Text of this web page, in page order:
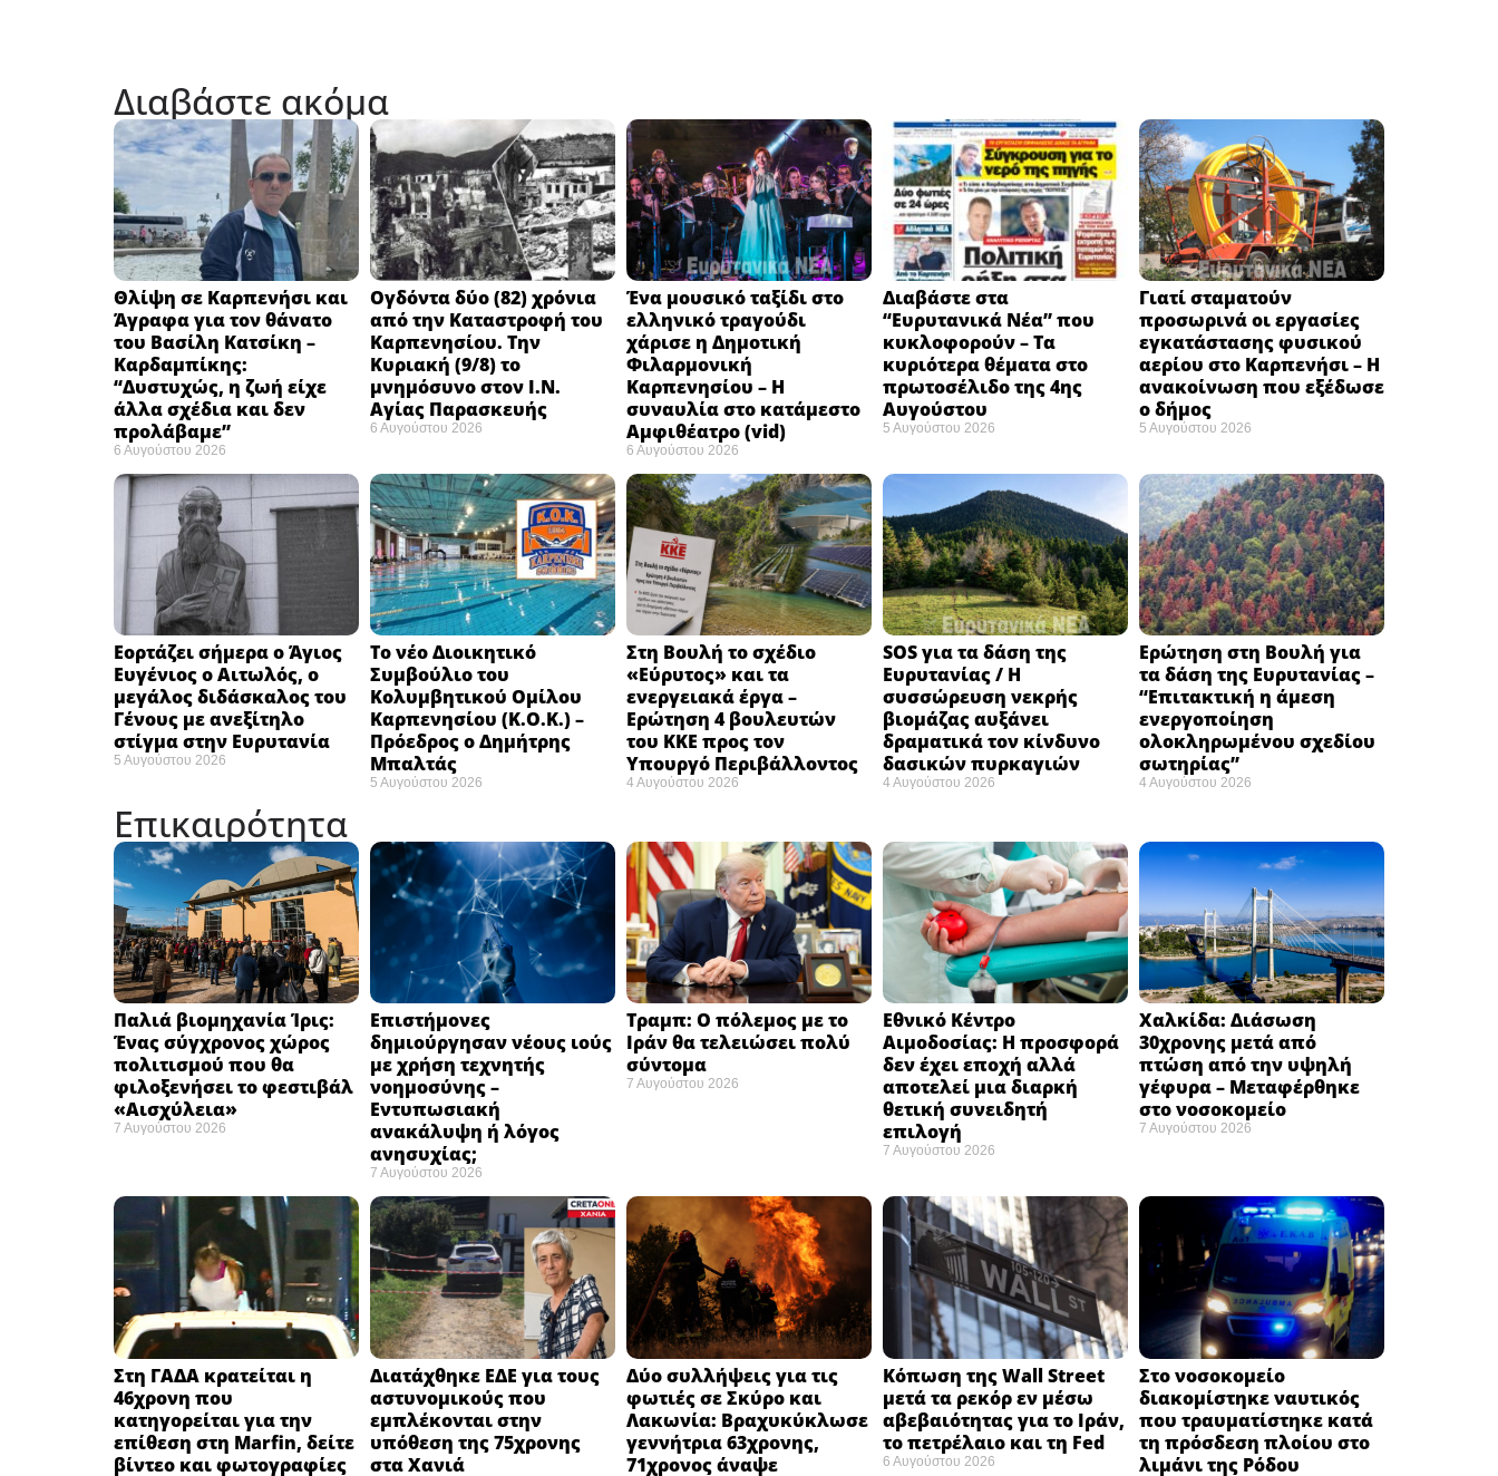
Διαβάστε ακόμα
Θλίψη σε Καρπενήσι και
Άγραφα για τον θάνατο
του Βασίλη Κατσίκη –
Καρδαμπίκης:
“Δυστυχώς, η ζωή είχε
άλλα σχέδια και δεν
προλάβαμε”
6 Αυγούστου 2026
Ογδόντα δύο (82) χρόνια
από την Καταστροφή του
Καρπενησίου. Την
Κυριακή (9/8) το
μνημόσυνο στον Ι.Ν.
Αγίας Παρασκευής
6 Αυγούστου 2026
Ένα μουσικό ταξίδι στο
ελληνικό τραγούδι
χάρισε η Δημοτική
Φιλαρμονική
Καρπενησίου – Η
συναυλία στο κατάμεστο
Αμφιθέατρο (vid)
6 Αυγούστου 2026
Διαβάστε στα
“Ευρυτανικά Νέα” που
κυκλοφορούν – Τα
κυριότερα θέματα στο
πρωτοσέλιδο της 4ης
Αυγούστου
5 Αυγούστου 2026
Γιατί σταματούν
προσωρινά οι εργασίες
εγκατάστασης φυσικού
αερίου στο Καρπενήσι – Η
ανακοίνωση που εξέδωσε
ο δήμος
5 Αυγούστου 2026
Εορτάζει σήμερα ο Άγιος
Ευγένιος ο Αιτωλός, ο
μεγάλος διδάσκαλος του
Γένους με ανεξίτηλο
στίγμα στην Ευρυτανία
5 Αυγούστου 2026
Το νέο Διοικητικό
Συμβούλιο του
Κολυμβητικού Ομίλου
Καρπενησίου (Κ.Ο.Κ.) –
Πρόεδρος ο Δημήτρης
Μπαλτάς
5 Αυγούστου 2026
Στη Βουλή το σχέδιο
«Εύρυτος» και τα
ενεργειακά έργα –
Ερώτηση 4 βουλευτών
του ΚΚΕ προς τον
Υπουργό Περιβάλλοντος
4 Αυγούστου 2026
SOS για τα δάση της
Ευρυτανίας / Η
συσσώρευση νεκρής
βιομάζας αυξάνει
δραματικά τον κίνδυνο
δασικών πυρκαγιών
4 Αυγούστου 2026
Ερώτηση στη Βουλή για
τα δάση της Ευρυτανίας –
“Eπιτακτική η άμεση
ενεργοποίηση
ολοκληρωμένου σχεδίου
σωτηρίας”
4 Αυγούστου 2026
Επικαιρότητα
Παλιά βιομηχανία Ίρις:
Ένας σύγχρονος χώρος
πολιτισμού που θα
φιλοξενήσει το φεστιβάλ
«Αισχύλεια» ​
7 Αυγούστου 2026
Επιστήμονες
δημιούργησαν νέους ιούς
με χρήση τεχνητής
νοημοσύνης –
Εντυπωσιακή
ανακάλυψη ή λόγος
ανησυχίας; ​
7 Αυγούστου 2026
Τραμπ: Ο πόλεμος με το
Ιράν θα τελειώσει πολύ
σύντομα ​
7 Αυγούστου 2026
Εθνικό Κέντρο
Αιμοδοσίας: H προσφορά
δεν έχει εποχή αλλά
αποτελεί μια διαρκή
θετική συνειδητή
επιλογή ​
7 Αυγούστου 2026
Χαλκίδα: Διάσωση
30χρονης μετά από
πτώση από την υψηλή
γέφυρα – Μεταφέρθηκε
στο νοσοκομείο ​
7 Αυγούστου 2026
Στη ΓΑΔΑ κρατείται η
46χρονη που
κατηγορείται για την
επίθεση στη Marfin, δείτε
βίντεο και φωτογραφίες
Διατάχθηκε ΕΔΕ για τους
αστυνομικούς που
εμπλέκονται στην
υπόθεση της 75χρονης
στα Χανιά
Δύο συλλήψεις για τις
φωτιές σε Σκύρο και
Λακωνία: Βραχυκύκλωσε
γεννήτρια 63χρονης,
71χρονος άναψε
Κόπωση της Wall Street
μετά τα ρεκόρ εν μέσω
αβεβαιότητας για το Ιράν,
το πετρέλαιο και τη Fed
6 Αυγούστου 2026
Στο νοσοκομείο
διακομίστηκε ναυτικός
που τραυματίστηκε κατά
τη πρόσδεση πλοίου στο
λιμάνι της Ρόδου